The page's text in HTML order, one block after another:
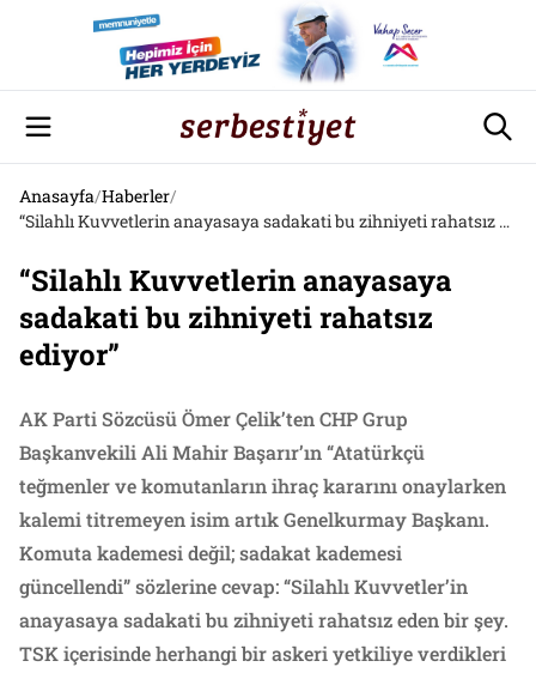
Anasayfa/Haberler/
“Silahlı Kuvvetlerin anayasaya sadakati bu zihniyeti rahatsız ediyor”
“Silahlı Kuvvetlerin anayasaya
sadakati bu zihniyeti rahatsız
ediyor”
AK Parti Sözcüsü Ömer Çelik’ten CHP Grup
Başkanvekili Ali Mahir Başarır’ın “Atatürkçü
teğmenler ve komutanların ihraç kararını onaylarken
kalemi titremeyen isim artık Genelkurmay Başkanı.
Komuta kademesi değil; sadakat kademesi
güncellendi” sözlerine cevap: “Silahlı Kuvvetler’in
anayasaya sadakati bu zihniyeti rahatsız eden bir şey.
TSK içerisinde herhangi bir askeri yetkiliye verdikleri